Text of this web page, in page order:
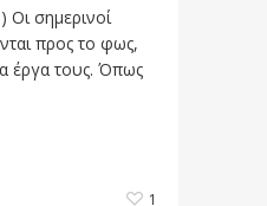
Οι σημερινοί
προς το φως,
έργα τους. Όπως
1